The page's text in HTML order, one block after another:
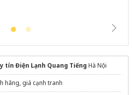
tín Điện Lạnh Quang Tiếng Hà Nội
hãng, giá cạnh tranh